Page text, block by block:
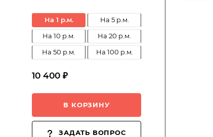
на 1 р.м.
на 5 р.м.
на 10 р.м.
на 20 р.м.
на 50 р.м.
на 100 р.м.
10 400 ₽
В КОРЗИНУ
ЗАДАТЬ ВОПРОС